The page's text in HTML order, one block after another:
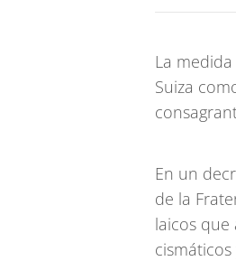
La
Suiza
En un
de la
laicos